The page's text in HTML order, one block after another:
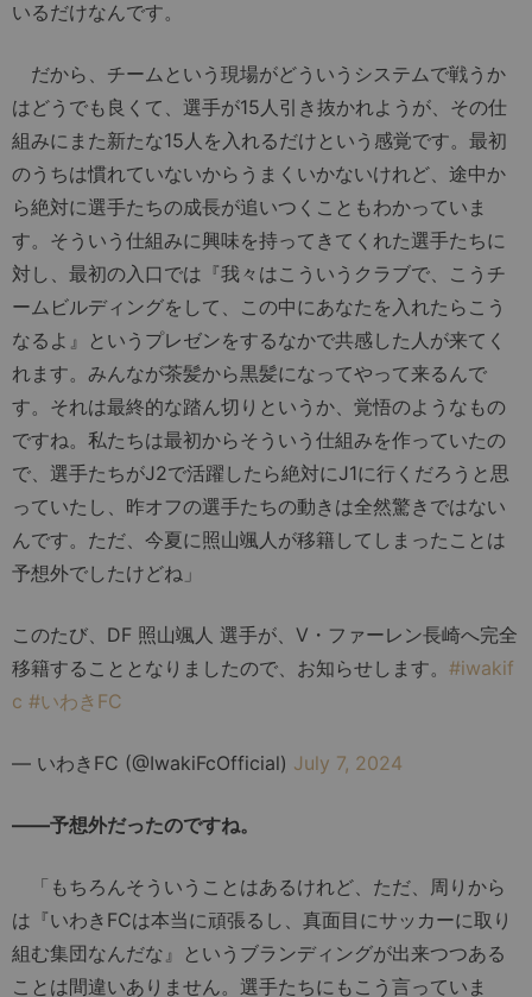
いるだけなんです。
だから、チームという現場がどういうシステムで戦うか
はどうでも良くて、選手が15人引き抜かれようが、その仕
組みにまた新たな15人を入れるだけという感覚です。最初
のうちは慣れていないからうまくいかないけれど、途中か
ら絶対に選手たちの成長が追いつくこともわかっていま
す。そういう仕組みに興味を持ってきてくれた選手たちに
対し、最初の入口では『我々はこういうクラブで、こうチ
ームビルディングをして、この中にあなたを入れたらこう
なるよ』というプレゼンをするなかで共感した人が来てく
れます。みんなが茶髪から黒髪になってやって来るんで
す。それは最終的な踏ん切りというか、覚悟のようなもの
ですね。私たちは最初からそういう仕組みを作っていたの
で、選手たちがJ2で活躍したら絶対にJ1に行くだろうと思
っていたし、昨オフの選手たちの動きは全然驚きではない
んです。ただ、今夏に照山颯人が移籍してしまったことは
予想外でしたけどね」
このたび、DF 照山颯人 選手が、V・ファーレン長崎へ完全
移籍することとなりましたので、お知らせします。 #iwakif
c #いわきFC
— いわきFC (@IwakiFcOfficial) July 7, 2024
――予想外だったのですね。
「もちろんそういうことはあるけれど、ただ、周りから
は『いわきFCは本当に頑張るし、真面目にサッカーに取り
組む集団なんだな』というブランディングが出来つつある
ことは間違いありません。選手たちにもこう言っていま